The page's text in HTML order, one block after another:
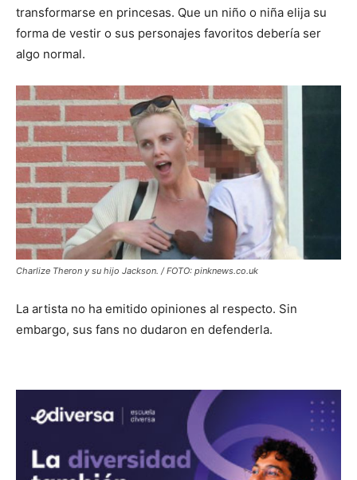
transformarse en princesas. Que un niño o niña elija su
forma de vestir o sus personajes favoritos debería ser
algo normal.
Charlize Theron y su hijo Jackson. / FOTO: pinknews.co.uk
La artista no ha emitido opiniones al respecto. Sin
embargo, sus fans no dudaron en defenderla.